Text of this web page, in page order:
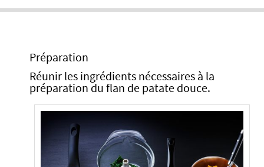
Préparation
Réunir les ingrédients nécessaires à la
préparation du flan de patate douce.